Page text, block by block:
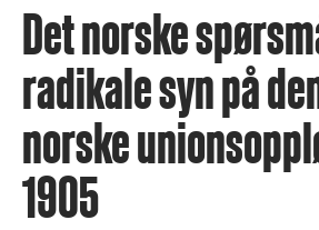
Det norske
radikale syn på
norske
1905